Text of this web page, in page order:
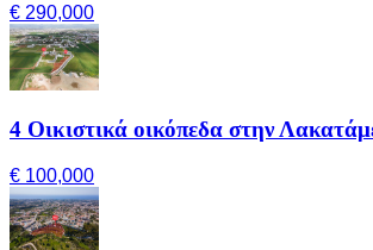
€ 290,000
4 Οικιστικά οικόπεδα στην
€ 100,000